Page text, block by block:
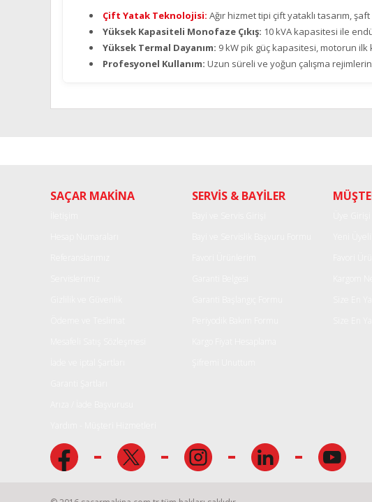
Çift Yatak Teknolojisi: Ağır hizmet tipi çift yataklı tasarım,
Yüksek Kapasiteli Monofaze Çıkış: 10 kVA kapasitesi ile
Yüksek Termal Dayanım: 9 kW pik güç kapasitesi, motorun ilk
Profesyonel Kullanım: Uzun süreli ve yoğun çalışma
Ürün açıklamasında eksik bilgiler bulunuyor.
SAÇAR MAKİNA SERVİS & BAYİLER